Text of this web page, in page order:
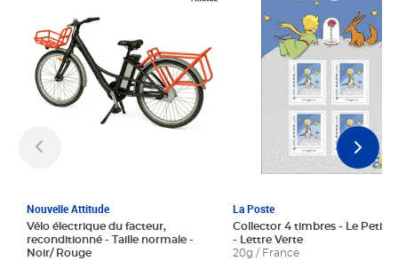
Nouvelle Attitude
Vélo électrique du facteur,
reconditionné - Taille normale -
Noir/ Rouge
La Poste
Collector 4 timbres - Le Petit
- Lettre Verte
20g / France